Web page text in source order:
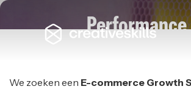
Performance
PROMINENCE |
We zoeken een E-commerce Growth